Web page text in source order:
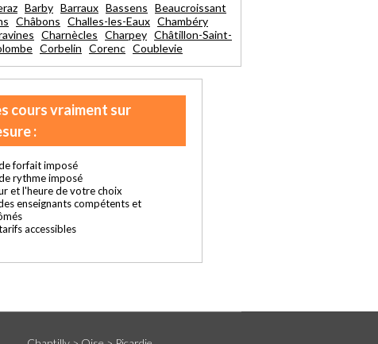
Barby Barraux Bassens Beaucroissant
Châbons Challes-les-Eaux Chambéry
Charnècles Charpey Châtillon-Saint-
Corbelin Corenc Coublevie
cours vraiment sur
:
forfait imposé
rythme imposé
et l'heure de votre choix
enseignants compétents et
accessibles